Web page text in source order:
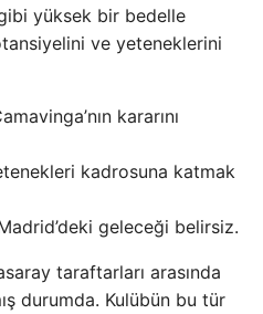
yüksek bir bedelle
ve yeteneklerini
kararını
kadrosuna katmak
geleceği belirsiz.
taraftarları arasında
durumda. Kulübün bu tür